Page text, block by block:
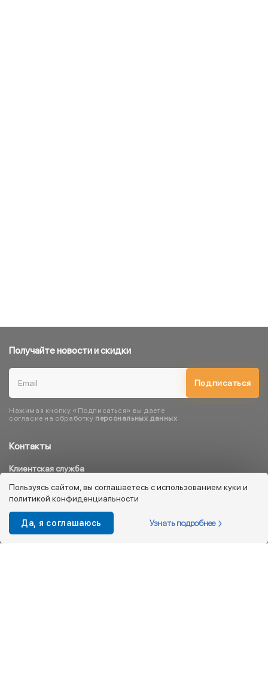
Контакты
Клиентская служба
8 800 333 08 45
info@kotofey.ru
Магазины в Москва (50)
Получайте новости и скидки
Подписаться
Нажимая кнопку «Подписаться» вы даете
согласие на обработку персональных данных
Пользуясь сайтом, вы соглашаетесь с использованием куки и
политикой конфиденциальности
Да, я соглашаюсь Узнать подробнее